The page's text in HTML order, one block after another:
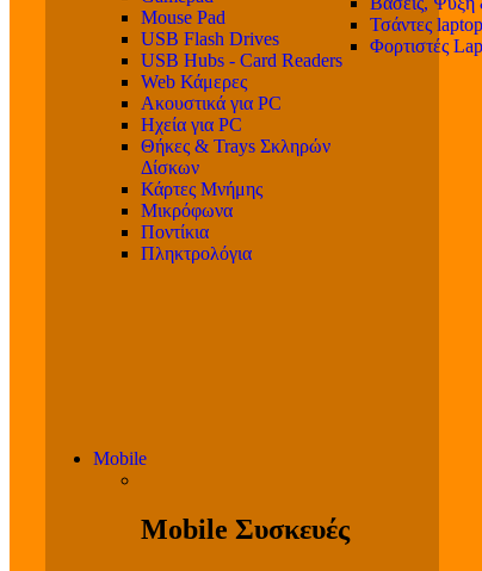
Mouse Pad
USB Flash Drives
USB Hubs - Card Readers
Web Κάμερες
Ακουστικά για PC
Ηχεία για PC
Θήκες & Trays Σκληρών
Δίσκων
Κάρτες Μνήμης
Μικρόφωνα
Ποντίκια
Πληκτρολόγια
Τσάντες
Φορτιστές
Mobile
Mobile Συσκευές